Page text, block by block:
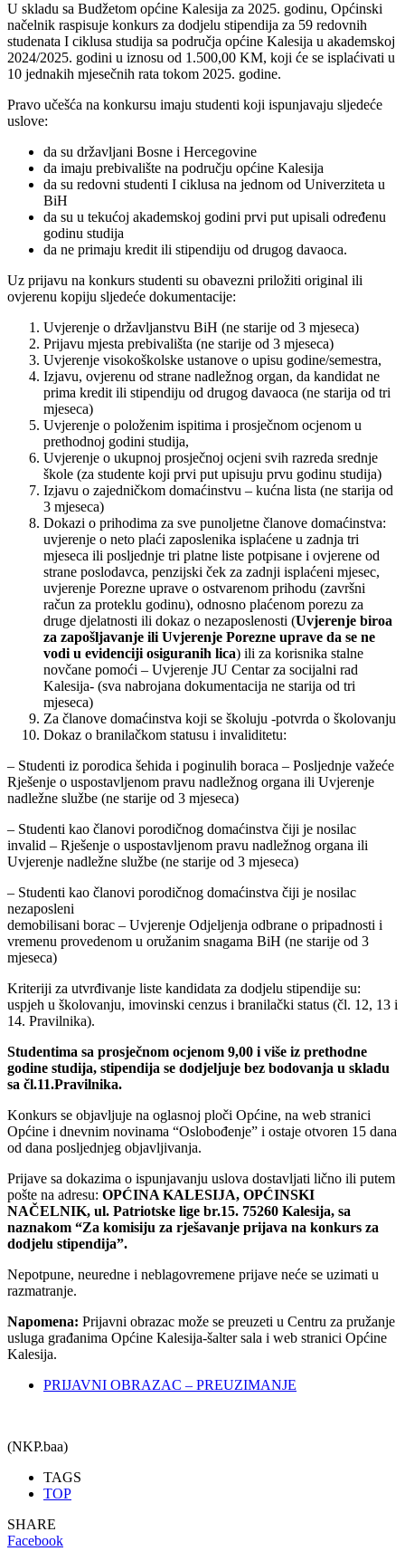
U skladu sa Budžetom općine Kalesija za 2025. godinu, Općinski
načelnik raspisuje konkurs za dodjelu stipendija za 59 redovnih
studenata I ciklusa studija sa područja općine Kalesija u akademskoj
2024/2025. godini u iznosu od 1.500,00 KM, koji će se isplaćivati u
10 jednakih mjesečnih rata tokom 2025. godine.
Pravo učešća na konkursu imaju studenti koji ispunjavaju sljedeće
uslove:
da su državljani Bosne i Hercegovine
da imaju prebivalište na području općine Kalesija
da su redovni studenti I ciklusa na jednom od Univerziteta u
BiH
da su u tekućoj akademskoj godini prvi put upisali određenu
godinu studija
da ne primaju kredit ili stipendiju od drugog davaoca.
Uz prijavu na konkurs studenti su obavezni priložiti original ili
ovjerenu kopiju sljedeće dokumentacije:
Uvjerenje o državljanstvu BiH (ne starije od 3 mjeseca)
Prijavu mjesta prebivališta (ne starije od 3 mjeseca)
Uvjerenje visokoškolske ustanove o upisu godine/semestra,
Izjavu, ovjerenu od strane nadležnog organ, da kandidat ne
prima kredit ili stipendiju od drugog davaoca (ne starija od tri
mjeseca)
Uvjerenje o položenim ispitima i prosječnom ocjenom u
prethodnoj godini studija,
Uvjerenje o ukupnoj prosječnoj ocjeni svih razreda srednje
škole (za studente koji prvi put upisuju prvu godinu studija)
Izjavu o zajedničkom domaćinstvu – kućna lista (ne starija od
3 mjeseca)
Dokazi o prihodima za sve punoljetne članove domaćinstva:
uvjerenje o neto plaći zaposlenika isplaćene u zadnja tri
mjeseca ili posljednje tri platne liste potpisane i ovjerene od
strane poslodavca, penzijski ček za zadnji isplaćeni mjesec,
uvjerenje Porezne uprave o ostvarenom prihodu (završni
račun za proteklu godinu), odnosno plaćenom porezu za
druge djelatnosti ili dokaz o nezaposlenosti (Uvjerenje biroa
za zapošljavanje ili Uvjerenje Porezne uprave da se ne
vodi u evidenciji osiguranih lica) ili za korisnika stalne
novčane pomoći – Uvjerenje JU Centar za socijalni rad
Kalesija- (sva nabrojana dokumentacija ne starija od tri
mjeseca)
Za članove domaćinstva koji se školuju -potvrda o školovanju
Dokaz o branilačkom statusu i invaliditetu:
– Studenti iz porodica šehida i poginulih boraca – Posljednje važeće
Rješenje o uspostavljenom pravu nadležnog organa ili Uvjerenje
nadležne službe (ne starije od 3 mjeseca)
– Studenti kao članovi porodičnog domaćinstva čiji je nosilac
invalid – Rješenje o uspostavljenom pravu nadležnog organa ili
Uvjerenje nadležne službe (ne starije od 3 mjeseca)
– Studenti kao članovi porodičnog domaćinstva čiji je nosilac
nezaposleni
demobilisani borac – Uvjerenje Odjeljenja odbrane o pripadnosti i
vremenu provedenom u oružanim snagama BiH (ne starije od 3
mjeseca)
Kriteriji za utvrđivanje liste kandidata za dodjelu stipendije su:
uspjeh u školovanju, imovinski cenzus i branilački status (čl. 12, 13 i
14. Pravilnika).
Studentima sa prosječnom ocjenom 9,00 i više iz prethodne
godine studija, stipendija se dodjeljuje bez bodovanja u skladu
sa čl.11.Pravilnika.
Konkurs se objavljuje na oglasnoj ploči Općine, na web stranici
Općine i dnevnim novinama “Oslobođenje” i ostaje otvoren 15 dana
od dana posljednjeg objavljivanja.
Prijave sa dokazima o ispunjavanju uslova dostavljati lično ili putem
pošte na adresu: OPĆINA KALESIJA, OPĆINSKI
NAČELNIK, ul. Patriotske lige br.15. 75260 Kalesija, sa
naznakom “Za komisiju za rješavanje prijava na konkurs za
dodjelu stipendija”.
Nepotpune, neuredne i neblagovremene prijave neće se uzimati u
razmatranje.
Napomena: Prijavni obrazac može se preuzeti u Centru za pružanje
usluga građanima Općine Kalesija-šalter sala i web stranici Općine
Kalesija.
PRIJAVNI OBRAZAC – PREUZIMANJE
(NKP.baa)
TAGS
TOP
SHARE
Facebook